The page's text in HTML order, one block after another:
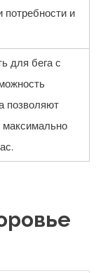
потребности и
для бега с
позволяют
максимально